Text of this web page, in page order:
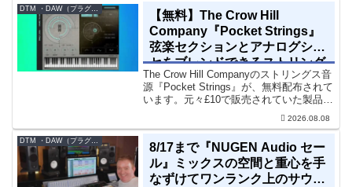
DTM ・DAW（プラグイン、シンセなど）のセール情報
【無料】The Crow Hill
Company『Pocket Strings』
弦楽セクションとアナログシン
セをブレンドできるストリング
ス音源プラグイン
The Crow Hill Companyのストリングス音
源『Pocket Strings』が、無料配布されて
います。元々£10で販売されていた製品で
す。『Pocket Strings』についてPocket
2026.08.08
DTM ・DAW（プラグイン、シンセなど）のセール情報
8/17まで『NUGEN Audio セー
ル』ミックスの空間と重心を手
なずけてワンランク上のサウン